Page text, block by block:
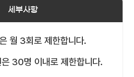
세부사항
월 3회로 제한합니다.
30명 이내로 제한합니다.